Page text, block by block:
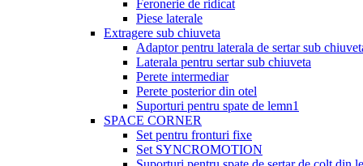
Feronerie de ridicat
Piese laterale
Extragere sub chiuveta
Adaptor pentru laterala de sertar sub
Laterala pentru sertar sub chiuveta
Perete intermediar
Perete posterior din otel
Suporturi pentru spate de lemn1
SPACE CORNER
Set pentru fronturi fixe
Set SYNCROMOTION